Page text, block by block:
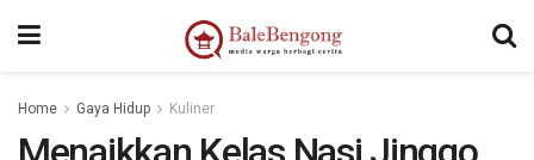
Home Gaya Hidup Kuliner